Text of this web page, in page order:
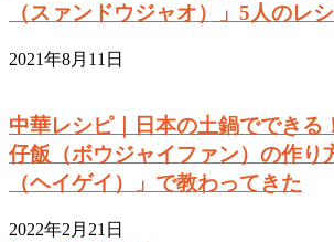
（スァンドウジャオ）」5人のレ
2021年8月11日
中華レシピ｜日本の土鍋でできる
仔飯（ボウジャイファン）の作り
（ヘイゲイ）」で教わってきた
2022年2月21日